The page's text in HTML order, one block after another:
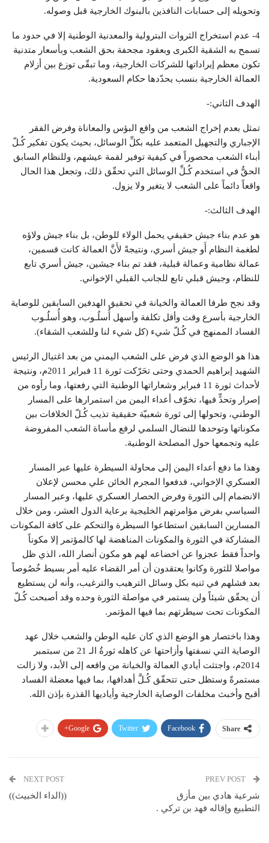
وتحويله إلى حسابات النافذين بالبنوك الخارجية قبل وصوله.
4- عدم استخراج الثروات البترولية والمعدنية الوطنية إلا في حدود ما
تسمح به الشقية الكبرى وبعقود مجحفة بحق الشعب وبأسعار متدنية
تكون معظم إيراداتها للشركات الخارجية، وما تبقّى توزع بين أزلام
العمالة الخارجية بنسب يحدّدها حكام السعودية.
الهدف الثاني:-
تمثل بعدم إخراج الشعب من واقع البؤس والمعاناة وفرض الفقر
الإجباري والتجهيل المتعمد عليه بكلِّ الوسائل، بحيث يكون تفكير كُـلّ
أبناء الشعب محصوراً في كيفية توفير لقمة عيشهم، وللنظام السابق
الحقُّ في استخدم كُـلِّ الوسائل التي تحقّق ذلك، وتجعل هذا الحال
واقعاً دائماً على الشعب لا يتغير ولا يزول.
الهدف الثالث:-
هو عدم بناء جيش حقيقي يحمل الولاء للوطن، بل بناء جيش ولاؤه
لطغمة النظام أَو جيش أسري، ونتيجةً لأَنَّ العمالة كانت قسمين،
عمالة نظامية وعمالة قبلية، فقد تم بناء جيشين، جيش أسري تابع
للنظام، وجيش قبلي تابع للجانب القبلي الإخواني.
وقد نجح طرفا العمالة والخيانة في تحقيق الهدفين السابقين للوصاية
الخارجية بأسرع وقت وأقل تكلفة وأسهل أُسلُـوب، وهو أُسلُـوب
الفساد الممنهج في كُـلّ شيء (كل شيء لنا وللشعب الشقاء).
هذا هو الوضع الذي فرض على الشعب اليمني من بعد اغتيال الرئيس
الشهيد إبراهيم الحمدي وحتى تحَرّكت ثورة 11 فبراير 2011م، ونتيجة
لأحداث ثورة 11 فبراير وشعاراتها الوطنية التي رفعتها، وما رأوه من
إصرار وتحدٍّ فيها، تخوّف أعداء اليمن من استمرارها على المسار
الوطني، وتحولها إلى ثورة شعبيّة حقيقية تذيب كُـلّ الخلافات بين
مكوناتها وتوحدها للنضال السلمي لرفع مأساة الشعب المفروضة
عليه وتجمعها حول المصلحة الوطنية.
وهذا ما دفع أعداء اليمن إلى محاولة السيطرة عليها عبر المسار
العسكري الإخواني، فدفعوا المجرم الخائن علي محسن لإعلان
الانضمام إلى الثورة وفرض الحصار العسكري عليها، وعبر المسار
السياسي بفرض مؤامرتهم الخليجية برعاية الدول العشر، ومن خلال
المسارين السابقين استطاعوا السيطرة والتحكم على كافة المكونات
المشاركة في الثورة والمكونات المناهضة لها كالمؤتمر إلا مكوناً
واحداً فقط عجزوا عن اخضاعه لهم هو مكون أنصار الله، الذي ظل
مواصلا للثورة وكانوا يعتقدون أن أمر القضاء عليه أمر بسيط خُصُوصاً
بعد فشلهم في ثنيه بكل وسائل الترهيب والترغيب، وأنه لن يستطيع
أن يحقّق شيئاً ولن يستمر في مواصلة الثورة وحده وقد أصبحت كُـلّ
المكونات تحت سيطرتهم بما فيها المؤتمر.
وهذا باختصار هو الوضع الذي كان عليه الوطن والشعب خلال عهد
الوصاية التي نسفتها وأزاحتها عن كاهله ثورةُ الـ 21 من سبتمبر
2014م، واجتثت أيادي العمالة والخيانة من واقعه إلى الأبد، ولا زالت
مستمرةً وستظل حتى تتحقّق كُـلَّ أهدافها، بما فيها معضلة الفساد
أقبح وأخبث مخلفات الوصاية الخارجية وأياديها القذرة بإذن الله.
Share
Facebook
Twitter
Google+
شرعية هادي بين مأزق
التطبيع وإقاله فهد بن تركي .
NEXT POST
((الداء الخبيث))